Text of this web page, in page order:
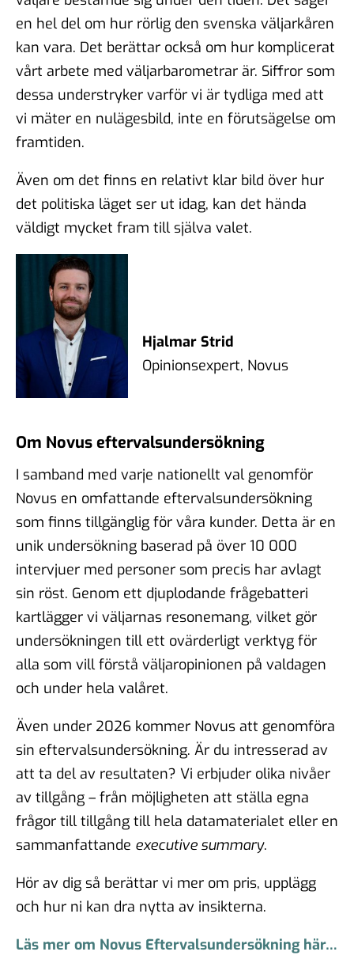
en hel del om hur rörlig den svenska väljarkåren
kan vara. Det berättar också om hur komplicerat
vårt arbete med väljarbarometrar är. Siffror som
dessa understryker varför vi är tydliga med att
vi mäter en nulägesbild, inte en förutsägelse om
framtiden.
Även om det finns en relativt klar bild över hur
det politiska läget ser ut idag, kan det hända
väldigt mycket fram till själva valet.
Hjalmar Strid
Opinionsexpert, Novus
Om Novus eftervalsundersökning
I samband med varje nationellt val genomför
Novus en omfattande eftervalsundersökning
som finns tillgänglig för våra kunder. Detta är en
unik undersökning baserad på över 10 000
intervjuer med personer som precis har avlagt
sin röst. Genom ett djuplodande frågebatteri
kartlägger vi väljarnas resonemang, vilket gör
undersökningen till ett ovärderligt verktyg för
alla som vill förstå väljaropinionen på valdagen
och under hela valåret.
Även under 2026 kommer Novus att genomföra
sin eftervalsundersökning. Är du intresserad av
att ta del av resultaten? Vi erbjuder olika nivåer
av tillgång – från möjligheten att ställa egna
frågor till tillgång till hela datamaterialet eller en
sammanfattande executive summary.
Hör av dig så berättar vi mer om pris, upplägg
och hur ni kan dra nytta av insikterna.
Läs mer om Novus Eftervalsundersökning här…